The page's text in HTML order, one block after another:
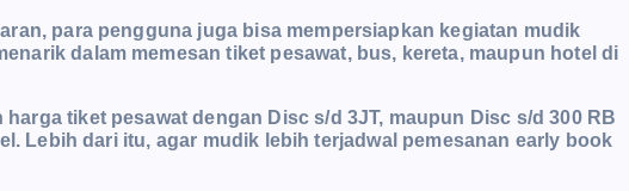
para pengguna juga bisa mempersiapkan kegiatan mudik
dalam memesan tiket pesawat, bus, kereta, maupun hotel di
tiket pesawat dengan Disc s/d 3JT, maupun Disc s/d 300 RB
Lebih dari itu, agar mudik lebih terjadwal pemesanan early book